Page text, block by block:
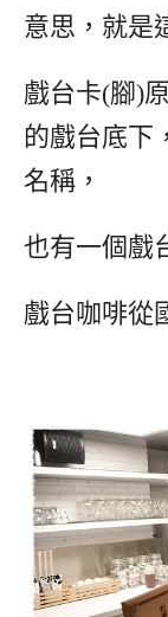
意思，就是
戲台卡(腳)
的戲台底下
名稱，
也有一個戲
戲台咖啡從